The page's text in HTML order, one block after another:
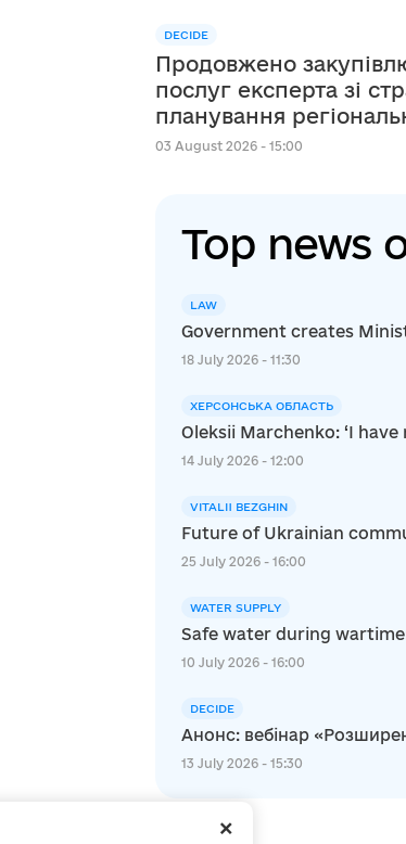
+
DECIDE
Продовжено
послуг експерта зі
планування
сфері освіти в межах реалізації
03 August 2026 - 15:00
Top news
LAW
Government creates
18 July 2026 - 11:30
ХЕРСОНСЬКА ОБЛАСТЬ
Oleksii Marchenko: ‘I
14 July 2026 - 12:00
VITALII BEZGHIN
Future of Ukrainian
25 July 2026 - 16:00
WATER SUPPLY
Safe water during
10 July 2026 - 16:00
DECIDE
Анонс: вебінар
13 July 2026 - 15:30